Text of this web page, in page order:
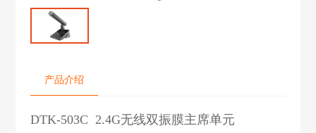
产品介绍
DTK-503C 2.4G无线双振膜主席单元